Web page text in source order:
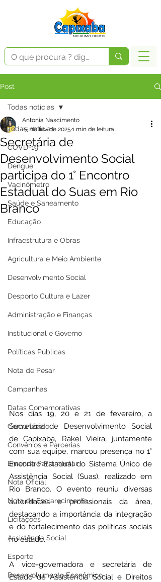
Post
Todas notícias
COVD-19
Dengue
Vacinômetro
Saúde e Saneamento
Educação
Infraestrutura e Obras
Agricultura e Meio Ambiente
Desenvolvimento Social
Desporto Cultura e Lazer
Administração e Finanças
Institucional e Governo
Políticas Públicas
Nota de Pesar
Campanhas
Datas Comemorativas
Comunicado
Convênios e Parcerias
Emenda Parlamentar
Nota Oficial
Nota de Esclarecimento
Licitações
Assistência Social
Esporte
Desenvolvimento Econômico
Todas notícias
Secretária de
Desenvolvimento Social
participa do 1° Encontro
Estadual do Suas em Rio
Branco
Antonia Nascimento
25 de fev. de 2025 1 min de leitura
Nos dias 19, 20 e 21 de fevereiro, a
Secretária de Desenvolvimento Social
de Capixaba, Rakel Vieira, juntamente
com sua equipe, marcou presença no 1°
Encontro Estadual do Sistema Único de
Assistência Social (Suas), realizado em
Rio Branco. O evento reuniu diversas
autoridades e profissionais da área,
destacando a importância da integração
e do fortalecimento das políticas sociais
no estado.
A vice-governadora e secretária de
Estado de Assistência Social e Direitos